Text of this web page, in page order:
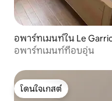
อพาร์ทเมนท์ใน Le Garric
อพาร์ทเมนท์ที่อบอุ่น
โดนใจเกสต์
โดนใจเกสต์